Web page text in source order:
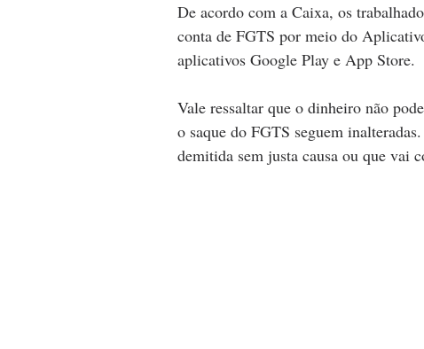
De acordo com a Caixa, os
conta de FGTS por meio do
aplicativos Google Play e App Store.
Vale ressaltar que o dinheiro não
o saque do FGTS seguem
demitida sem justa causa ou que vai